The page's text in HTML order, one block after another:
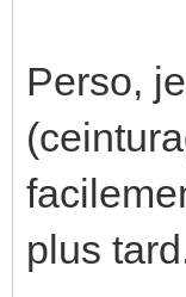
Perso,
plus